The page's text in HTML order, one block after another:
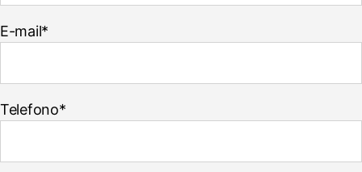
E-mail*
Telefono*